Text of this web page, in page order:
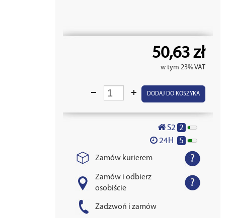
50,63 zł
w tym 23% VAT
DODAJ DO KOSZYKA
S2 2
24H 5
Zamów kurierem
Zamów i odbierz
osobiście
Zadzwoń i zamów